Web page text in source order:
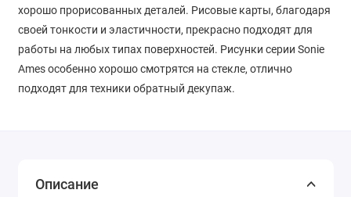
хорошо прорисованных деталей. Рисовые карты, благодаря
своей тонкости и эластичности, прекрасно подходят для
работы на любых типах поверхностей. Рисунки серии Sonie
Ames особенно хорошо смотрятся на стекле, отлично
подходят для техники обратный декупаж.
Описание